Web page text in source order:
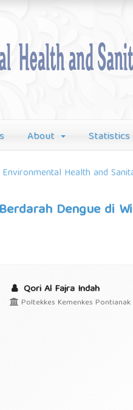
About Statistics
Health and
Dengue di
Qori Al Fajra Indah
Poltekkes Kemenkes Pontianak